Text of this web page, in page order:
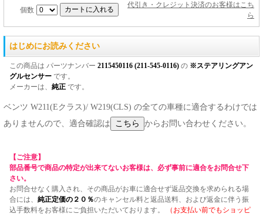
個数
代引き・クレジット決済のお客様はこち
ら
はじめにお読みください
この商品は パーツナンバー 2115450116 (211-545-0116) の ※ステアリングアン
グルセンサー です。
メーカーは、 純正 です。
ベンツ W211(Eクラス)/ W219(CLS) の全ての車種に適合するわけでは
ありませんので、適合確認は
からお問い合わせください。
【ご注意】
部品番号で商品の特定が出来てないお客様は、必ず事前に適合をお問合せ下
さい。
お問合せなく購入され、その商品がお車に適合せず返品交換を求められる場
合には、 純正定価の２０％のキャンセル料と返品送料、および返金に伴う振
込手数料をお客様にご負担いただいております。
（お支払い前でもショッピ